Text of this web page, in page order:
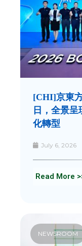
[CHI]京東
日，全景
化轉型
July 6, 2026
Read More
NEWSROOM